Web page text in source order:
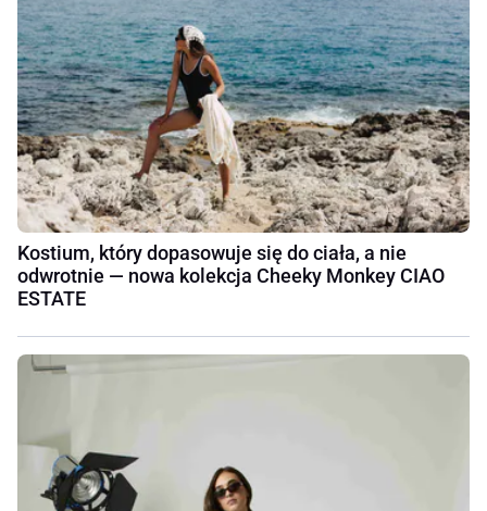
Kostium, który dopasowuje się do ciała, a nie
odwrotnie — nowa kolekcja Cheeky Monkey CIAO
ESTATE